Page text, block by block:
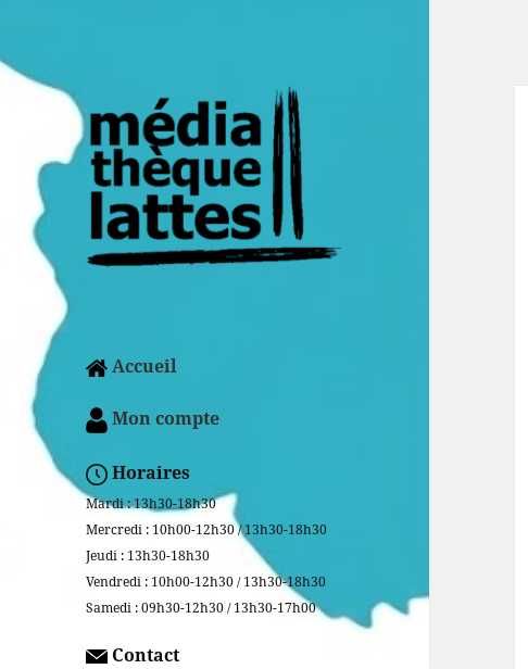
Accueil
Mon compte
Horaires
Mardi : 13h30-18h30
Mercredi : 10h00-12h30 / 13h30-18h30
Jeudi : 13h30-18h30
Vendredi : 10h00-12h30 / 13h30-18h30
Samedi : 09h30-12h30 / 13h30-17h00
Contact